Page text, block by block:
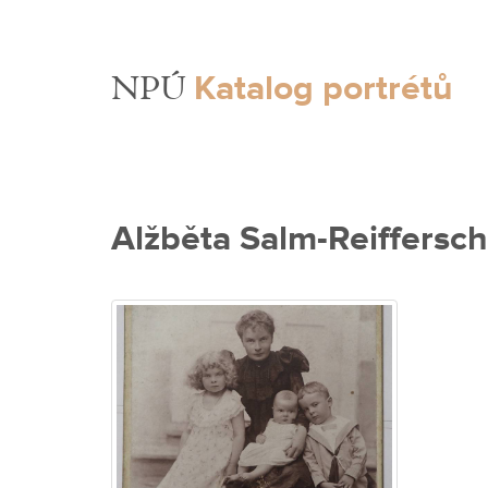
NPÚ Katalog portrétů
Alžběta Salm-